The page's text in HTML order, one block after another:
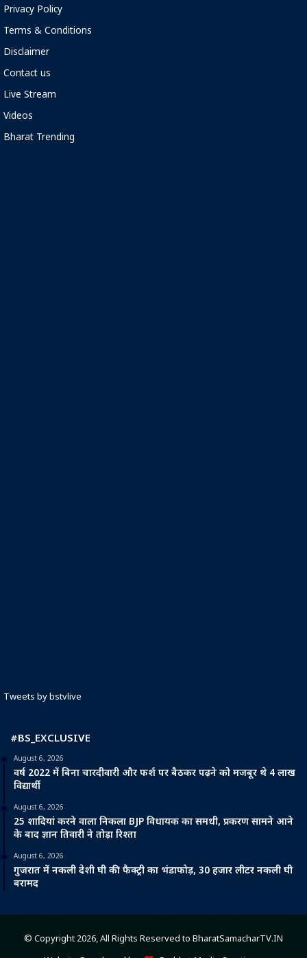
Privacy Policy
Terms & Conditions
Disclaimer
Contact us
Live Stream
Videos
Bharat Trending
Tweets by bstvlive
#BS_EXCLUSIVE
August 6, 2026
वर्ष 2022 में बिना चारदीवारी और फर्श पर बैठकर पढ़ने को मजबूर थे 4 लाख
विद्यार्थी
August 6, 2026
25 शादियां करने वाला निकला BJP विधायक का समधी, प्रकरण सामने आने
के बाद ज्ञान तिवारी ने तोड़ा रिश्ता
August 6, 2026
गुजरात में नकली देशी घी की फैक्ट्री का भंडाफोड़, 30 हजार लीटर नकली घी
बरामद
© Copyright 2026, All Rights Reserved to BharatSamacharTV.IN